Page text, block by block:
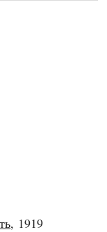
, 1919